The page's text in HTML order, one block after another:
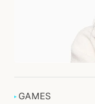
GAMES